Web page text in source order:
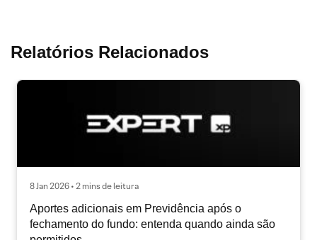
Relatórios Relacionados
8 Jan 2026 • 2 mins de leitura
Aportes adicionais em Previdência após o
fechamento do fundo: entenda quando ainda são